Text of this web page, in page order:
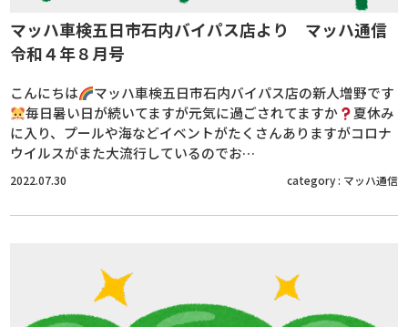
マッハ車検五日市石内バイパス店より マッハ通信
令和４年８月号
こんにちは
マッハ車検五日市石内バイパス店の新人増野です
毎日暑い日が続いてますが元気に過ごされてますか
夏休み
に入り、プールや海などイベントがたくさんありますがコロナ
ウイルスがまた大流行しているのでお…
2022.07.30 category : マッハ通信